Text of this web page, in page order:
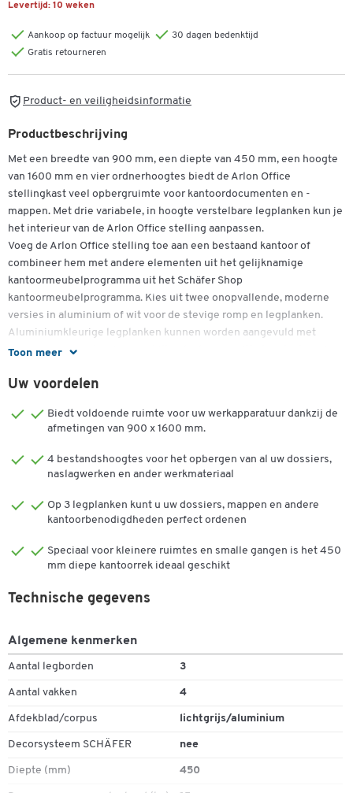
Levertijd: 10 weken
Aankoop op factuur mogelijk
30 dagen bedenktijd
Gratis retourneren
Product- en veiligheidsinformatie
Toon meer
Productbeschrijving
Met een breedte van 900 mm, een diepte van 450 mm, een hoogte
van 1600 mm en vier ordnerhoogtes biedt de Arlon Office
stellingkast veel opbergruimte voor kantoordocumenten en -
mappen. Met drie variabele, in hoogte verstelbare legplanken kun je
het interieur van de Arlon Office stelling aanpassen.
Voeg de Arlon Office stelling toe aan een bestaand kantoor of
combineer hem met andere elementen uit het gelijknamige
kantoormeubelprogramma uit het Schäfer Shop
kantoormeubelprogramma. Kies uit twee onopvallende, moderne
versies in aluminium of wit voor de stevige romp en legplanken.
Aluminiumkleurige legplanken kunnen worden aangevuld met
stijlvolle dekplanken in verschillende decors, witte legplanken zijn
De kast biedt vier ordnerhoogtes en is 900 mm breed, 450 mm
dossiers en documenten, die je naar wens kunt indelen omdat de
drie 25 mm dikke legplanken in hoogte verstelbaar zijn. Uitgerust
met een 8 mm dik zichtbaar achterpaneel biedt de Arlon Office
stellingkast verschillende opbergmogelijkheden en kan ook
werkplekken visueel te scheiden. De stellingkast is ook uitgerust
met praktische stelglijders die voor de nodige stabiliteit zorgen,
Belangrijke details:
4 dossierhoogtes
Corpusversie verkrijgbaar in wit met afdekpanelen in wit of
Canaletto walnoot decor, aluminiumkleurige versie met
afdekpanelen in verschillende decors
Egaliserende glijders
met verborgen plankdragers
Achterwand als zichtbaar paneel, 8 mm in carrosseriekleur,
Afmetingen: B 900 x D 450 x H 1600 mm
Uw voordelen
Biedt voldoende ruimte voor uw werkapparatuur dankzij de
afmetingen van 900 x 1600 mm.
4 bestandshoogtes voor het opbergen van al uw dossiers,
naslagwerken en ander werkmateriaal
Op 3 legplanken kunt u uw dossiers, mappen en andere
kantoorbenodigdheden perfect ordenen
Speciaal voor kleinere ruimtes en smalle gangen is het 450
mm diepe kantoorrek ideaal geschikt
Technische gegevens
Algemene kenmerken
Aantal legborden 3
Aantal vakken 4
Afdekblad/corpus lichtgrijs/aluminium
Decorsysteem SCHÄFER nee
Diepte (mm) 450